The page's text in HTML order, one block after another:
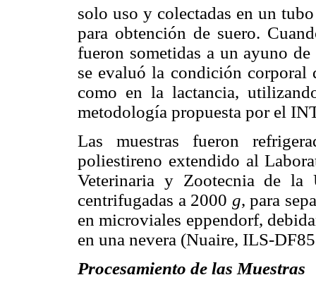
solo uso y colectadas en un
para obtención de suero.
fueron sometidas a un ayuno
se evaluó la condición corporal
como en la lactancia,
metodología propuesta por el
Las muestras fueron
poliestireno extendido al
Veterinaria y Zootecnia de la
centrifugadas a 2000 g, para
en microviales eppendorf,
en una nevera (Nuaire, ILS-
Procesamiento de las Muestras